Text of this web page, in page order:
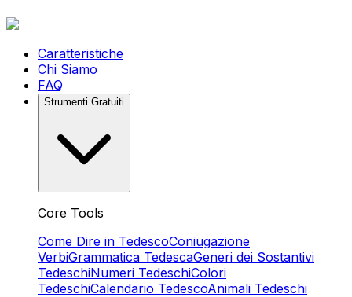
Caratteristiche
Chi Siamo
FAQ
Strumenti Gratuiti
Core Tools
Come Dire in TedescoConiugazione
VerbiGrammatica TedescaGeneri dei Sostantivi
TedeschiNumeri TedeschiColori
TedeschiCalendario TedescoAnimali Tedeschi